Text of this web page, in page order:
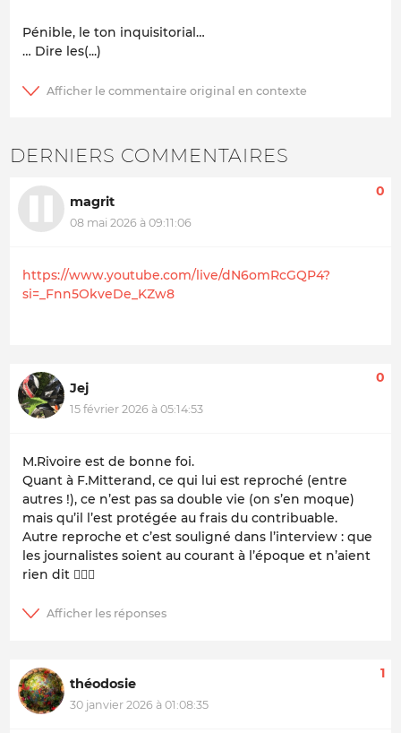
Pénible, le ton inquisitorial…
… Dire les(...)
DERNIERS COMMENTAIRES
magrit
08 mai 2026 à 09:11:06
0
https://www.youtube.com/live/dN6omRcGQP4?
si=_Fnn5OkveDe_KZw8
Jej
15 février 2026 à 05:14:53
0
M.Rivoire est de bonne foi.
Quant à F.Mitterand, ce qui lui est reproché (entre
autres !), ce n’est pas sa double vie (on s’en moque)
mais qu’il l’est protégée au frais du contribuable.
Autre reproche et c’est souligné dans l’interview : que
les journalistes soient au courant à l’époque et n’aient
rien dit 🤷🏼‍♂️
théodosie
30 janvier 2026 à 01:08:35
1